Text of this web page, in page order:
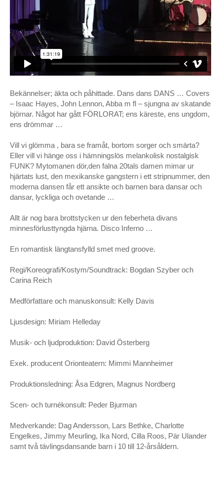
Bekännelser; äkta och påhittade. Dans dans DANS … Covers
– Isaac Hayes, John Lennon, Abba m fl – sjungna av skatande
björnar. Något har gått FÖRLORAT; ens käreste, ens ungdom,
ens drömmar …
Vill vi glömma , bara se framåt, bortom sorger och smärta?
Eller vill vi hänge oss i hämningslös melankolisk nostalgisk
FUNK? Mytomanen dör,den falna 20tals damen mimar ur
hjärtats lust, den mexikanske gangstern i ett stripnummer, den
moderna dansen får ett ansikte och barnen bara dansar och
dansar, lyckliga och ovetande …
Allt är nog bara brottstycken ur den feberheta divans
minnesförlusttyngda hjärna. Disco Inferno …
En romantisk längtansfylld smet med groove.
Regi/Koreografi/Kostym/Soundtrack: Bogdan Szyber och
Carina Reich
Medförfattare och manuskonsult: Kelly Davis
Ljusdesign: Miriam Helleday
Musik- och ljudproduktion: David Österberg
Exek. producent Orionteatern: Mimmi Mannheimer
Produktionsledning: Åsa Edgren, Magnus Nordberg
Scen- och turnékonsult: Peder Bjurman
Medverkande: Dag Andersson, Lars Bethke, Charlotte
Engelkes, Jimmy Meurling, Ika Nord, Cilla Roos, Pär Ulander
samt två tävlingsdansande barn i 10 till 12-årsåldern.